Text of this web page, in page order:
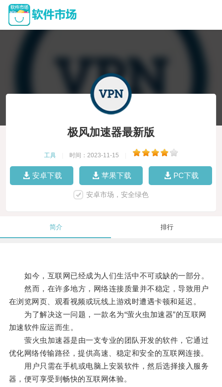
极风加速器最新版
工具 时间：2023-11-15
安卓下载 苹果下载 PC下载
安卓市场，安全绿色
简介 排行
如今，互联网已经成为人们生活中不可或缺的一部分。
然而，在许多地方，网络连接质量并不稳定，导致用户
在浏览网页、观看视频或玩线上游戏时遭遇卡顿和延迟。
为了解决这一问题，一款名为“萤火虫加速器”的互联网
加速软件应运而生。
萤火虫加速器是由一支专业的团队开发的软件，它通过
优化网络传输路径，提供高速、稳定和安全的互联网连接。
用户只需在手机或电脑上安装软件，然后选择接入服务
器，便可享受到畅快的互联网体验。